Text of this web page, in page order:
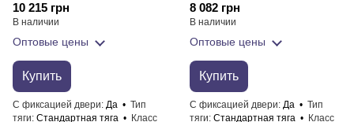
10 215 грн
В наличии
Оптовые цены
Купить
С фиксацией двери Да
Тип
тяги Стандартная тяга
Класс
8 082 грн
В наличии
Оптовые цены
Купить
С фиксацией двери Да
Тип
тяги Стандартная тяга
Класс